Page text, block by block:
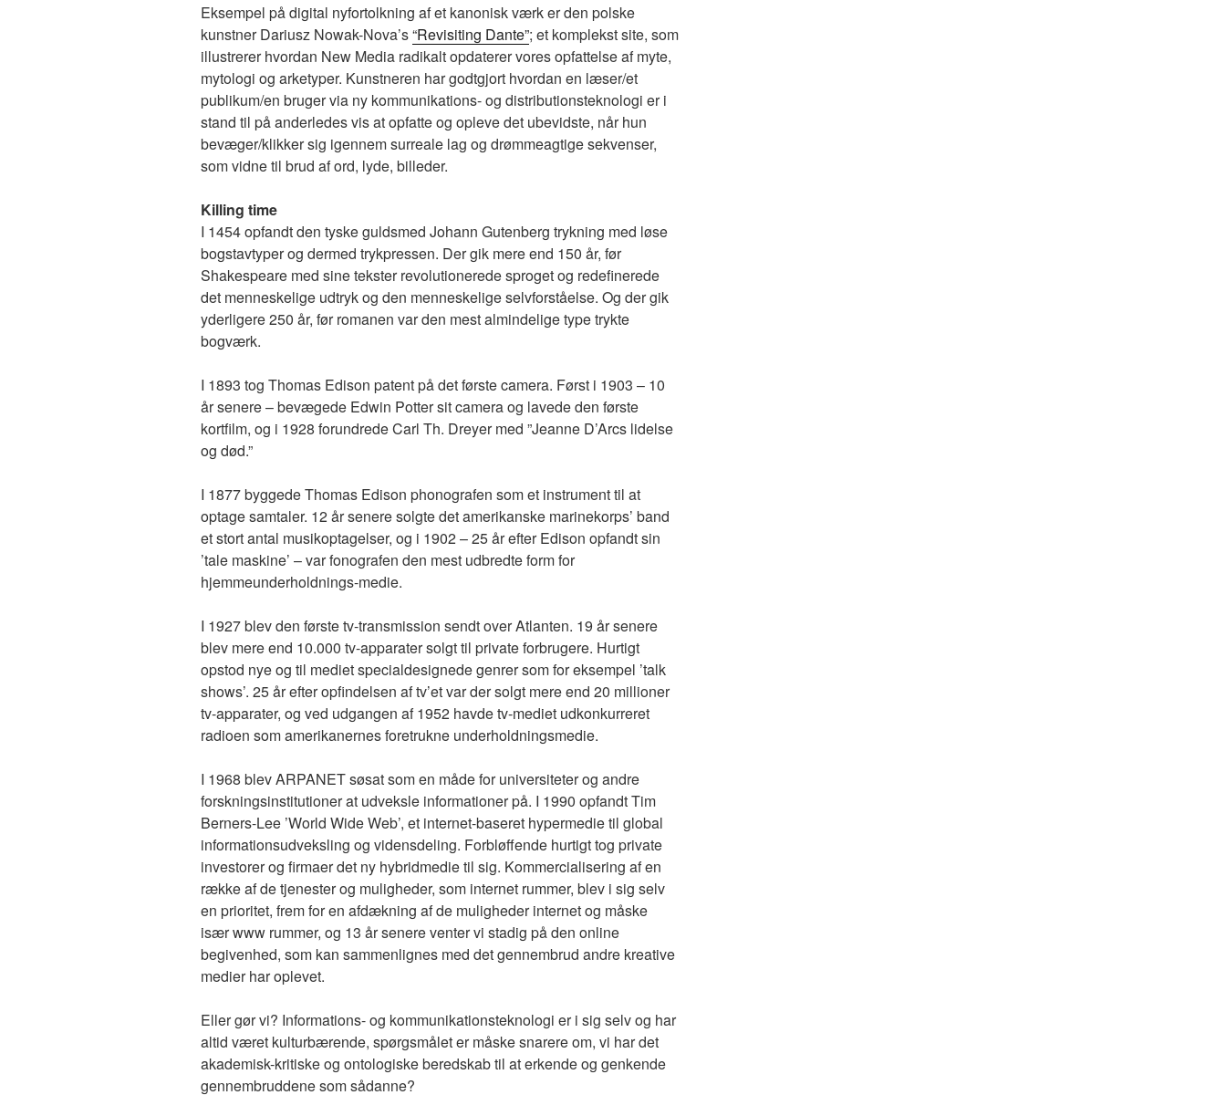
Eksempel på digital nyfortolkning af et kanonisk værk er den polske
kunstner Dariusz Nowak-Nova’s“Revisiting Dante”; et komplekst site, som
illustrerer hvordan New Media radikalt opdaterer vores opfattelse af myte,
mytologi og arketyper. Kunstneren har godtgjort hvordan en læser/et
publikum/en bruger via ny kommunikations- og distributionsteknologi er i
stand til på anderledes vis at opfatte og opleve det ubevidste, når hun
bevæger/klikker sig igennem surreale lag og drømmeagtige sekvenser,
som vidne til brud af ord, lyde, billeder.
Killing time
I 1454 opfandt den tyske guldsmed Johann Gutenberg trykning med løse
bogstavtyper og dermed trykpressen. Der gik mere end 150 år, før
Shakespeare med sine tekster revolutionerede sproget og redefinerede
det menneskelige udtryk og den menneskelige selvforståelse. Og der gik
yderligere 250 år, før romanen var den mest almindelige type trykte
bogværk.
I 1893 tog Thomas Edison patent på det første camera. Først i 1903 – 10
år senere – bevægede Edwin Potter sit camera og lavede den første
kortfilm, og i 1928 forundrede Carl Th. Dreyer med ”Jeanne D’Arcs lidelse
og død.”
I 1877 byggede Thomas Edison phonografen som et instrument til at
optage samtaler. 12 år senere solgte det amerikanske marinekorps’ band
et stort antal musikoptagelser, og i 1902 – 25 år efter Edison opfandt sin
’tale maskine’ – var fonografen den mest udbredte form for
hjemmeunderholdnings-medie.
I 1927 blev den første tv-transmission sendt over Atlanten. 19 år senere
blev mere end 10.000 tv-apparater solgt til private forbrugere. Hurtigt
opstod nye og til mediet specialdesignede genrer som for eksempel ’talk
shows’. 25 år efter opfindelsen af tv’et var der solgt mere end 20 millioner
tv-apparater, og ved udgangen af 1952 havde tv-mediet udkonkurreret
radioen som amerikanernes foretrukne underholdningsmedie.
I 1968 blev ARPANET søsat som en måde for universiteter og andre
forskningsinstitutioner at udveksle informationer på. I 1990 opfandt Tim
Berners-Lee ’World Wide Web’, et internet-baseret hypermedie til global
informationsudveksling og vidensdeling. Forbløffende hurtigt tog private
investorer og firmaer det ny hybridmedie til sig. Kommercialisering af en
række af de tjenester og muligheder, som internet rummer, blev i sig selv
en prioritet, frem for en afdækning af de muligheder internet og måske
især www rummer, og 13 år senere venter vi stadig på den online
begivenhed, som kan sammenlignes med det gennembrud andre kreative
medier har oplevet.
Eller gør vi? Informations- og kommunikationsteknologi er i sig selv og har
altid været kulturbærende, spørgsmålet er måske snarere om, vi har det
akademisk-kritiske og ontologiske beredskab til at erkende og genkende
gennembruddene som sådanne?